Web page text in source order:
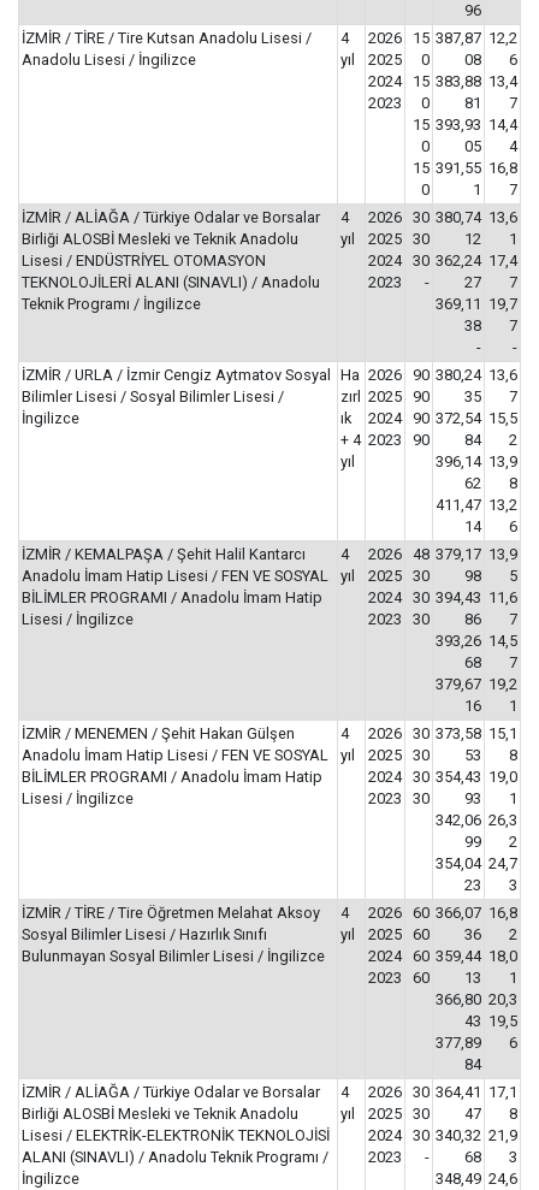
96
İZMİR / TİRE / Tire Kutsan Anadolu Lisesi /
Anadolu Lisesi / İngilizce
4
yıl
2026
2025
2024
2023
15
0
15
0
15
0
15
0
387,87
08
383,88
81
393,93
05
391,55
1
12,2
6
13,4
7
14,4
4
16,8
7
İZMİR / ALİAĞA / Türkiye Odalar ve Borsalar
Birliği ALOSBİ Mesleki ve Teknik Anadolu
Lisesi / ENDÜSTRİYEL OTOMASYON
TEKNOLOJİLERİ ALANI (SINAVLI) / Anadolu
Teknik Programı / İngilizce
4
yıl
2026
2025
2024
2023
30
30
30
-
380,74
12
362,24
27
369,11
38
-
13,6
1
17,4
7
19,7
7
-
İZMİR / URLA / İzmir Cengiz Aytmatov Sosyal
Bilimler Lisesi / Sosyal Bilimler Lisesi /
İngilizce
Ha
zırl
ık
+ 4
yıl
2026
2025
2024
2023
90
90
90
90
380,24
35
372,54
84
396,14
62
411,47
14
13,6
7
15,5
2
13,9
8
13,2
6
İZMİR / KEMALPAŞA / Şehit Halil Kantarcı
Anadolu İmam Hatip Lisesi / FEN VE SOSYAL
BİLİMLER PROGRAMI / Anadolu İmam Hatip
Lisesi / İngilizce
4
yıl
2026
2025
2024
2023
48
30
30
30
379,17
98
394,43
86
393,26
68
379,67
16
13,9
5
11,6
7
14,5
7
19,2
1
İZMİR / MENEMEN / Şehit Hakan Gülşen
Anadolu İmam Hatip Lisesi / FEN VE SOSYAL
BİLİMLER PROGRAMI / Anadolu İmam Hatip
Lisesi / İngilizce
4
yıl
2026
2025
2024
2023
30
30
30
30
373,58
53
354,43
93
342,06
99
354,04
23
15,1
8
19,0
1
26,3
2
24,7
3
İZMİR / TİRE / Tire Öğretmen Melahat Aksoy
Sosyal Bilimler Lisesi / Hazırlık Sınıfı
Bulunmayan Sosyal Bilimler Lisesi / İngilizce
4
yıl
2026
2025
2024
2023
60
60
60
60
366,07
36
359,44
13
366,80
43
377,89
84
16,8
2
18,0
1
20,3
19,5
6
İZMİR / ALİAĞA / Türkiye Odalar ve Borsalar
Birliği ALOSBİ Mesleki ve Teknik Anadolu
Lisesi / ELEKTRİK-ELEKTRONİK TEKNOLOJİSİ
ALANI (SINAVLI) / Anadolu Teknik Programı /
İngilizce
4
yıl
2026
2025
2024
2023
30
30
30
-
364,41
47
340,32
68
348,49
17,1
8
21,9
3
24,6